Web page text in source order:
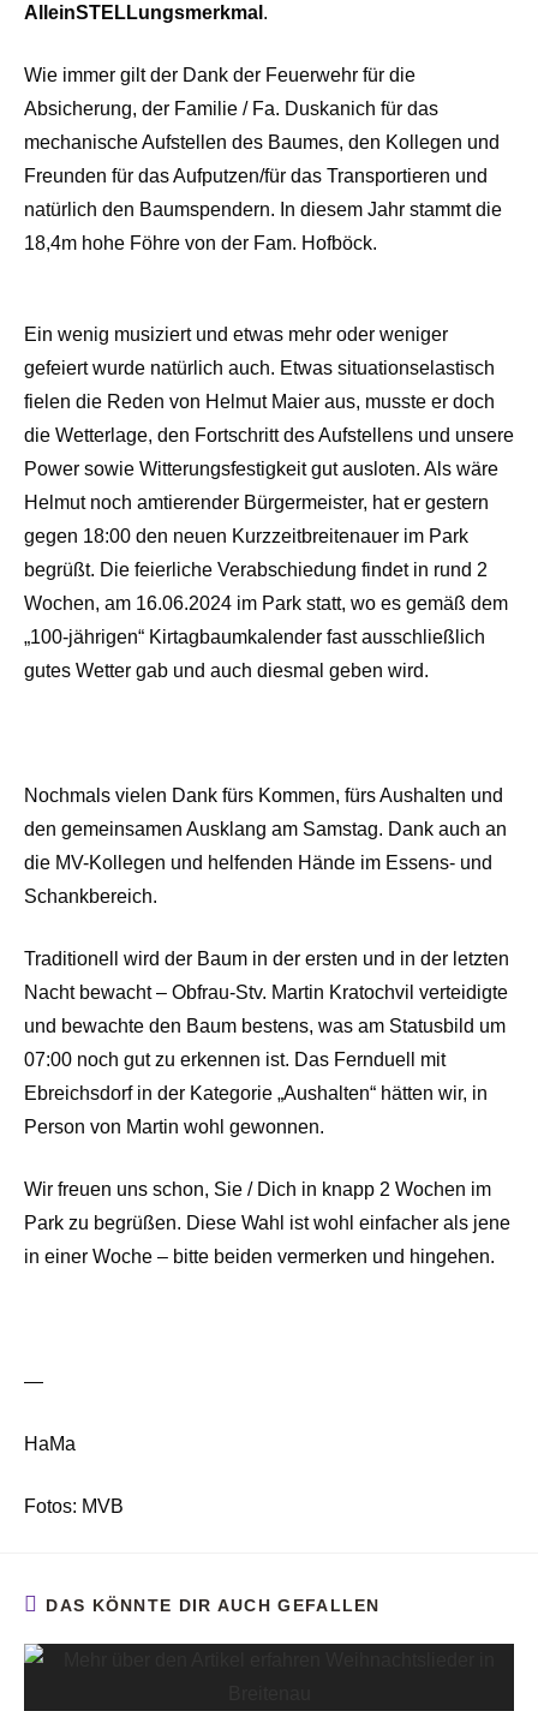
AlleinSTELLungsmerkmal .
Wie immer gilt der Dank der Feuerwehr für die
Absicherung, der Familie / Fa. Duskanich für das
mechanische Aufstellen des Baumes, den Kollegen und
Freunden für das Aufputzen/für das Transportieren und
natürlich den Baumspendern. In diesem Jahr stammt die
18,4m hohe Föhre von der Fam. Hofböck.
Ein wenig musiziert und etwas mehr oder weniger
gefeiert wurde natürlich auch. Etwas situationselastisch
fielen die Reden von Helmut Maier aus, musste er doch
die Wetterlage, den Fortschritt des Aufstellens und unsere
Power sowie Witterungsfestigkeit gut ausloten. Als wäre
Helmut noch amtierender Bürgermeister, hat er gestern
gegen 18:00 den neuen Kurzzeitbreitenauer im Park
begrüßt. Die feierliche Verabschiedung findet in rund 2
Wochen, am 16.06.2024 im Park statt, wo es gemäß dem
„100-jährigen“ Kirtagbaumkalender fast ausschließlich
gutes Wetter gab und auch diesmal geben wird.
Nochmals vielen Dank fürs Kommen, fürs Aushalten und
den gemeinsamen Ausklang am Samstag. Dank auch an
die MV-Kollegen und helfenden Hände im Essens- und
Schankbereich.
Traditionell wird der Baum in der ersten und in der letzten
Nacht bewacht – Obfrau-Stv. Martin Kratochvil verteidigte
und bewachte den Baum bestens, was am Statusbild um
07:00 noch gut zu erkennen ist. Das Fernduell mit
Ebreichsdorf in der Kategorie „Aushalten“ hätten wir, in
Person von Martin wohl gewonnen.
Wir freuen uns schon, Sie / Dich in knapp 2 Wochen im
Park zu begrüßen. Diese Wahl ist wohl einfacher als jene
in einer Woche – bitte beiden vermerken und hingehen.
—
HaMa
Fotos: MVB
DAS KÖNNTE DIR AUCH GEFALLEN